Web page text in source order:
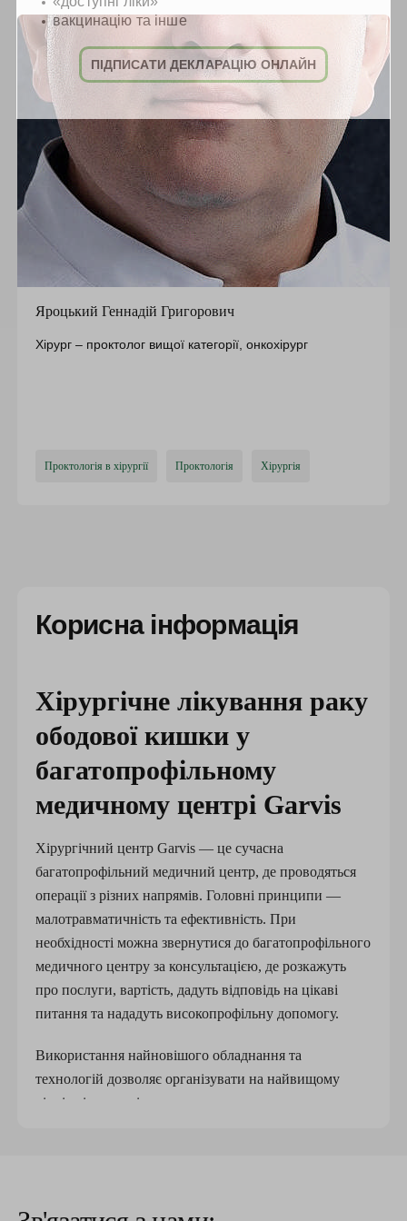
Яроцький Геннадій Григорович
Хірург – проктолог вищої категорії, онкохірург
Проктологія в хірургії Проктологія Хірургія
Корисна інформація
Хірургічне лікування раку
ободової кишки у
багатопрофільному
медичному центрі Garvis
Хірургічний центр Garvis — це сучасна
багатопрофільний медичний центр, де проводяться
операції з різних напрямів. Головні принципи —
малотравматичність та ефективність. При
необхідності можна звернутися до багатопрофільного
медичного центру за консультацією, де розкажуть
про послуги, вартість, дадуть відповідь на цікаві
питання та нададуть високопрофільну допомогу.
Використання найновішого обладнання та
технологій дозволяє організувати на найвищому
рівні всі етапи лікування:
вакцинацію та інше
ПІДПИСАТИ ДЕКЛАРАЦІЮ ОНЛАЙН